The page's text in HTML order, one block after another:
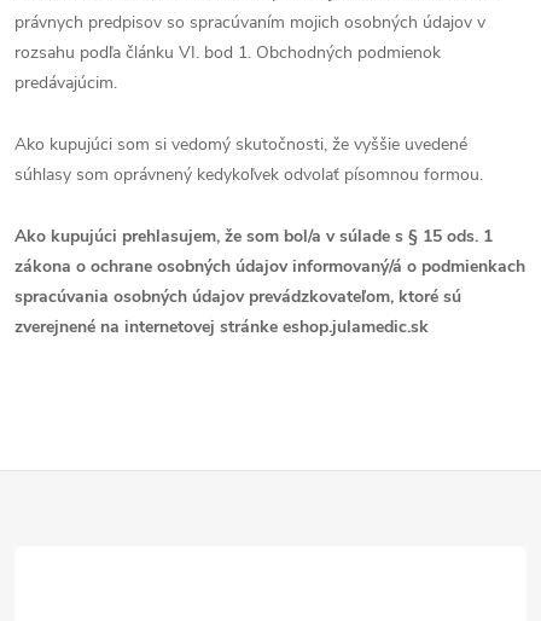
právnych predpisov so spracúvaním mojich osobných údajov v
rozsahu podľa článku VI. bod 1. Obchodných podmienok
predávajúcim.
Ako kupujúci som si vedomý skutočnosti, že vyššie uvedené
súhlasy som oprávnený kedykoľvek odvolať písomnou formou.
Ako kupujúci prehlasujem, že som bol/a v súlade s § 15 ods. 1
zákona o ochrane osobných údajov informovaný/á o podmienkach
spracúvania osobných údajov prevádzkovateľom, ktoré sú
zverejnené na internetovej stránke eshop.julamedic.sk